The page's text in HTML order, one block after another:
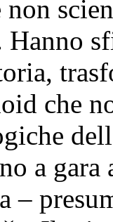
Hanno
che
a
–